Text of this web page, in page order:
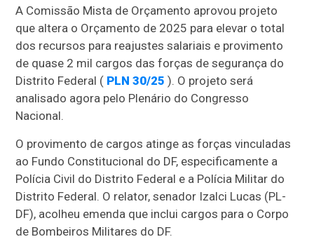
A Comissão Mista de Orçamento aprovou projeto
que altera o Orçamento de 2025 para elevar o total
dos recursos para reajustes salariais e provimento
de quase 2 mil cargos das forças de segurança do
Distrito Federal ( PLN 30/25 ). O projeto será
analisado agora pelo Plenário do Congresso
Nacional.
O provimento de cargos atinge as forças vinculadas
ao Fundo Constitucional do DF, especificamente a
Polícia Civil do Distrito Federal e a Polícia Militar do
Distrito Federal. O relator, senador Izalci Lucas (PL-
DF), acolheu emenda que inclui cargos para o Corpo
de Bombeiros Militares do DF.